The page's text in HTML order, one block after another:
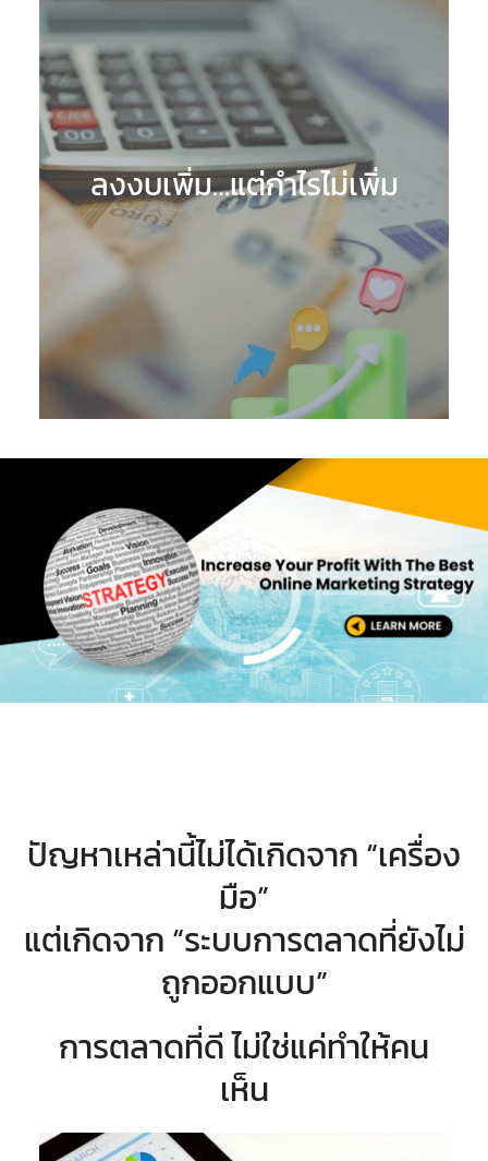
ลงงบเพิ่ม…แต่กำไรไม่เพิ่ม
ปัญหาเหล่านี้ไม่ได้เกิดจาก “เครื่อง
มือ”
แต่เกิดจาก “ระบบการตลาดที่ยังไม่
ถูกออกแบบ”
การตลาดที่ดี ไม่ใช่แค่ทำให้คน
เห็น